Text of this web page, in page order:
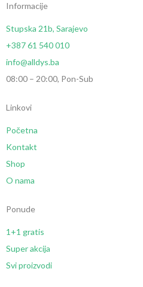
Informacije
Stupska 21b, Sarajevo
+387 61 540 010
info@alldys.ba
08:00 – 20:00, Pon-Sub
Linkovi
Početna
Kontakt
Shop
O nama
Ponude
1+1 gratis
Super akcija
Svi proizvodi